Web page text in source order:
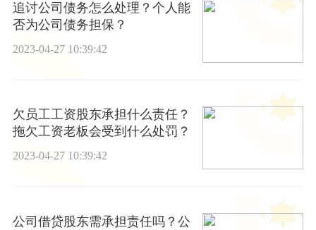
追讨公司债务怎么处理？个人能
否为公司债务担保？
2023-04-27 10:39:42
欠员工工资股东承担什么责任？
拖欠工资老板会受到什么处罚？
2023-04-27 10:39:42
公司借贷股东需承担责任吗？公